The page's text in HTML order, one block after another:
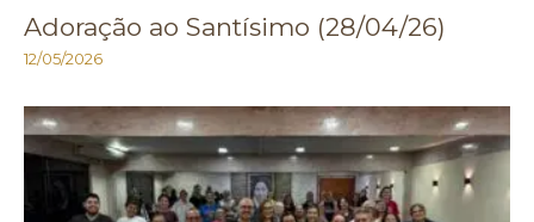
Adoração ao Santísimo (28/04/26)
12/05/2026